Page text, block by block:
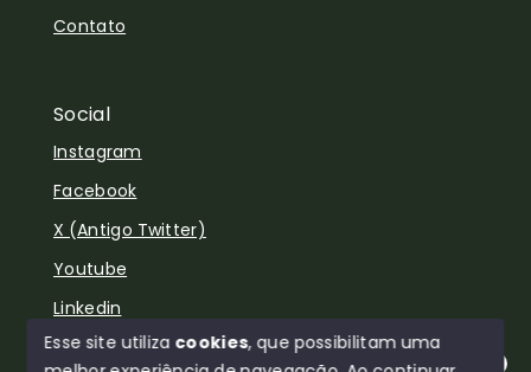
Contato
Social
Instagram
Facebook
X (Antigo Twitter)
Youtube
Linkedin
Esse site utiliza cookies, que possibilitam uma